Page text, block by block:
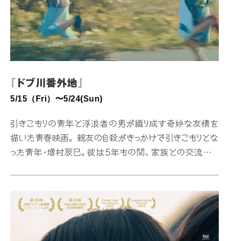
『ドブ川番外地』
5/15（Fri）〜5/24(Sun)
引きこもりの青年と浮浪者の男が織り成す奇妙な友情を
描いた青春映画。 親友の自殺がきっかけで引きこもりとな
った青年・増村辰巳。彼は5年もの間、家族との交流すら
増村は彼と過ごすうちに、笑顔を取り戻していくが…… 渡
邉安悟監督が大阪芸術大学の卒業制作として手掛けた長
編デビュー作。 5/15（Fri）〜5/24(Sun)平日19:30〜
土日祝18:00〜料金1600円5/17にはトークショーも開